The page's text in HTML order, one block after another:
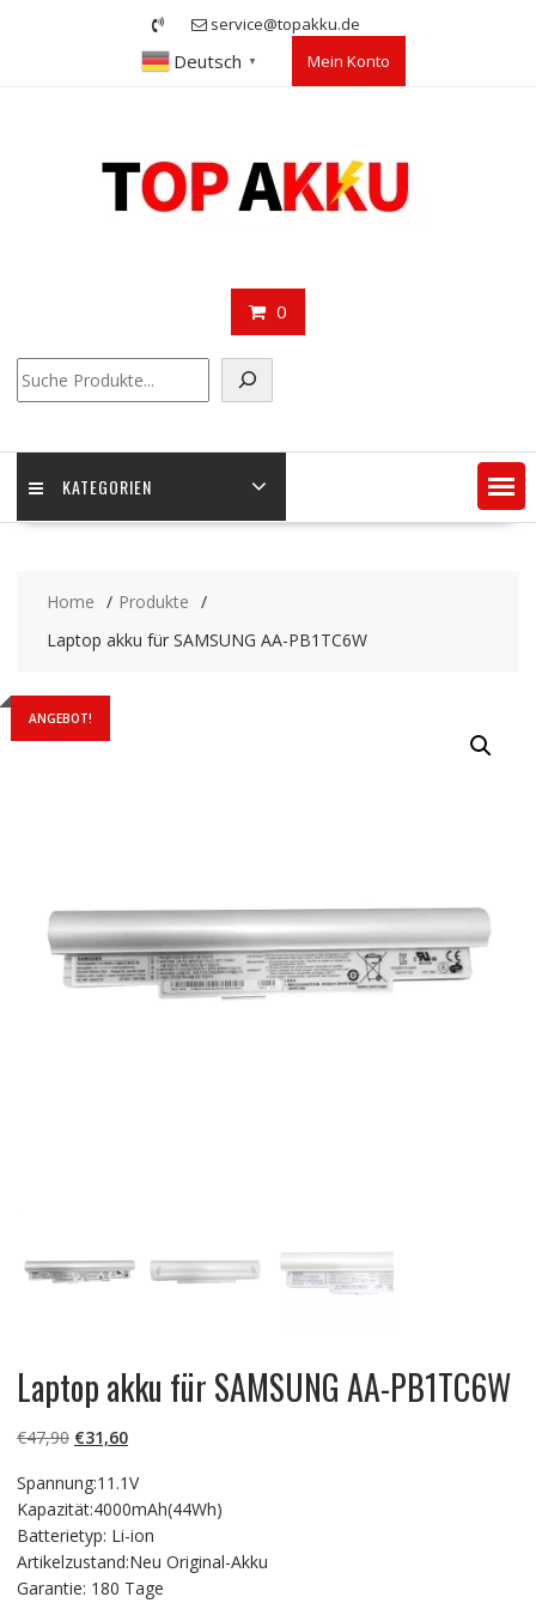
service@topakku.de
Deutsch ▼ Mein Konto
0
KATEGORIEN
Home
Produkte
Laptop akku für SAMSUNG AA-PB1TC6W
ANGEBOT!
Laptop akku für SAMSUNG AA-PB1TC6W
€47,90 Ursprünglicher
war:
€47,90
€31,60Aktueller
ist:
€31,60.
Spannung:11.1V
Kapazität:4000mAh(44Wh)
Batterietyp: Li-ion
Artikelzustand:Neu Original-Akku
Garantie: 180 Tage